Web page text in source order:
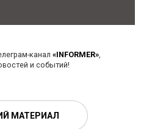
канал «INFORMER»,
и событий!
МАТЕРИАЛ